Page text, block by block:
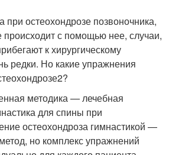
при остеохондрозе позвоночника,
происходит с помощью нее, случаи,
к хирургическому
редки. Но какие упражнения
методика — лечебная
для спины при
остеохондроза гимнастикой —
но комплекс упражнений